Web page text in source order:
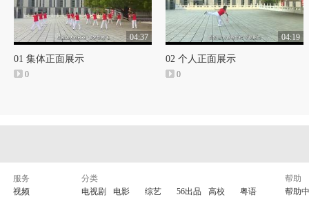
04:37
01 集体正面展示
0
04:19
02 个人正面展示
0
服务
视频
分类
电视剧
电影 综艺 56出品 高校
粤语
帮助
帮助